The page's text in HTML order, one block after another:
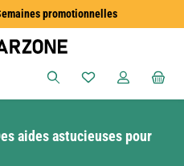
promotionnelles
Vous avez 0
aides astucieuses pour